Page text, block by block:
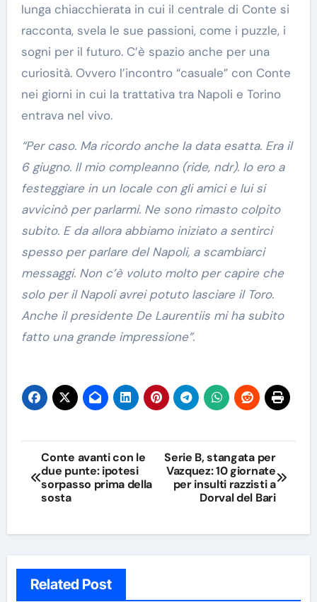
lunga chiacchierata in cui il centrale di Conte si
racconta, svela le sue passioni, come i puzzle, i
sogni per il futuro. C’è spazio anche per una
curiosità. Ovvero l’incontro “casuale” con Conte
nei giorni in cui la trattativa tra Napoli e Torino
entrava nel vivo.
“Per caso. Ma ricordo anche la data esatta. Era il
6 giugno. Il mio compleanno (ride, ndr). Io ero a
festeggiare in un locale con gli amici e lui si
avvicinò per parlarmi. Ne sono rimasto colpito
subito. E da allora abbiamo iniziato a sentirci
spesso per parlare del Napoli, a scambiarci
messaggi. Non c’è voluto molto per capire che
solo per il Napoli avrei potuto lasciare il Toro.
Anche il presidente De Laurentiis mi ha subito
fatto una grande impressione”.
Navigazione
articoli
Conte avanti con le
due punte: ipotesi
sorpasso prima della
sosta
Serie B, stangata per
Vazquez: 10 giornate
per insulti razzisti a
Dorval del Bari
Related Post